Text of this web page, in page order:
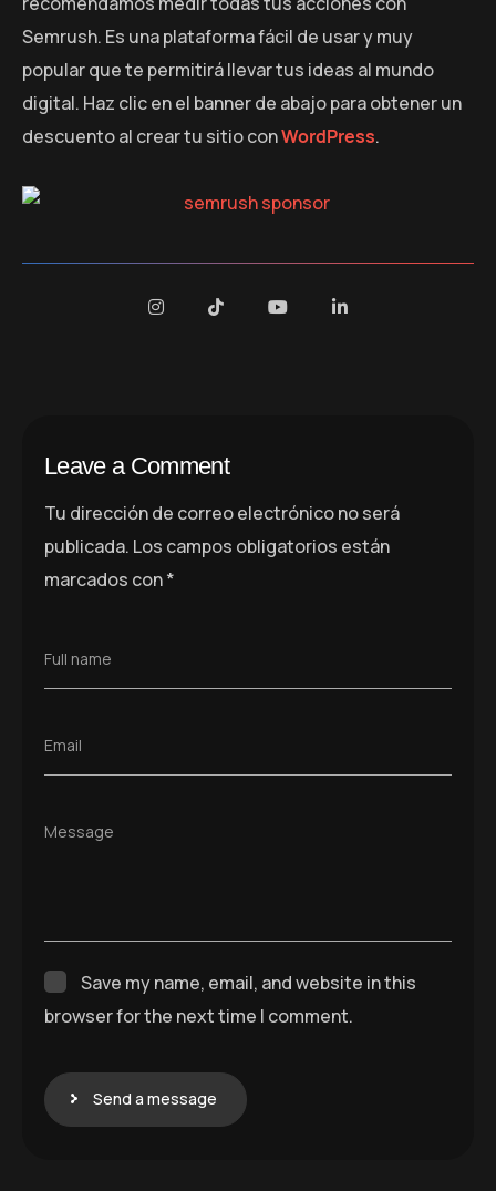
Semrush. Es una plataforma fácil de usar y muy
popular que te permitirá llevar tus ideas al mundo
digital. Haz clic en el banner de abajo para obtener un
descuento al crear tu sitio conWordPress.
Leave a Comment
Tu dirección de correo electrónico no será
publicada. Los campos obligatorios están
marcados con*
Full name
Email
Message
Save my name, email, and website in this
browser for the next time I comment.
Send a message